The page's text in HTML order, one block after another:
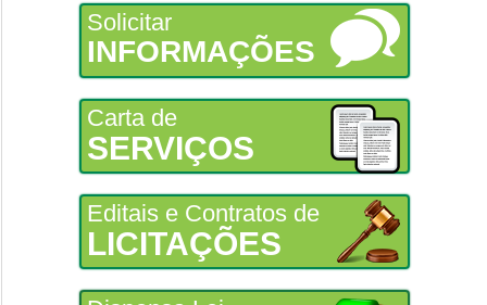
Solicitar
INFORMAÇÕES
Carta de
SERVIÇOS
Editais e Contratos de
LICITAÇÕES